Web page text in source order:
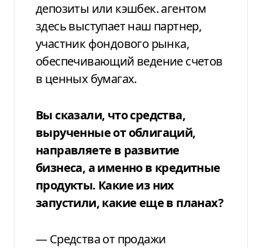
депозиты или кэшбек. агентом
здесь выступает наш партнер,
участник фондового рынка,
обеспечивающий ведение счетов
в ценных бумагах.
Вы сказали, что средства,
вырученные от облигаций,
направляете в развитие
бизнеса, а именно в кредитные
продукты. Какие из них
запустили, какие еще в планах?
— Средства от продажи